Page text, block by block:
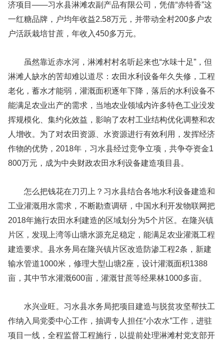
济项目——习水县淋滩农副产品有限公司，凭借“赤特香”这
一红糖品牌，户均年收益2.58万元，并带动全村200多户农
户活跃栽培甘蔗，年收入450多万元。
虽然靠近赤水河，淋滩村村名听起来也“水味十足”，但
淋滩人缺水的苦却难以道尽：农田水利设备年久失修，工程
老化，蓄水才能弱，灌溉面积逐年下降，落后的水利设备不
能满足农业出产的需求，当地农业领域内许多特色工业没发
挥规模化、集约化效益，影响了农村工业结构优化调整和农
人增收。为了对农田资源、水资源进行有效利用，发挥经济
作物的优势，2018年，习水县经过竞争立项，共争夺资金1
800万元，成为中央财政农田水利设备建造项目县。
怎么把钱花在刀刃上？习水县结合各地水利设备建造和
工业灌溉用水需求，不断勘查调研， 中国水利开发物联网把
2018年施行农田水利建造的区域划分为5个片区。在隆兴镇
片区，发现上湾等山塘水源充足稳定，能满足农业灌溉工程
建造要求。县水务局在隆兴镇片区改造防渗工程2条，新建
输水管道1000米，修理大型山塘2座，设计灌溉面积1388
亩，其中节水灌溉600亩，灌溉甘蔗等经果林1000多亩。
水兴业旺。习水县水务局把项目建造与脱贫攻坚帮扶工
作纳入局党委中心工作，抽调专人担任“小农水”工作，进驻
项目一线，全程监督工程施行，以提前处理淋滩村党支部开